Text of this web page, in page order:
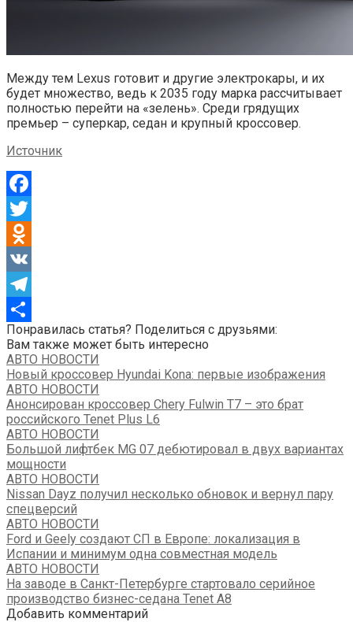
Между тем Lexus готовит и другие электрокары, и их
будет множество, ведь к 2035 году марка рассчитывает
полностью перейти на «зелень». Среди грядущих
премьер – суперкар, седан и крупный кроссовер.
Источник
Facebook
Twitter
Odnoklassniki
VK
Telegram
Отправить
Понравилась статья? Поделиться с друзьями:
Вам также может быть интересно
АВТО НОВОСТИ
Новый кроссовер Hyundai Kona: первые изображения
АВТО НОВОСТИ
Анонсирован кроссовер Chery Fulwin T7 – это брат
российского Tenet Plus L6
АВТО НОВОСТИ
Большой лифтбек MG 07 дебютировал в двух вариантах
мощности
АВТО НОВОСТИ
Nissan Dayz получил несколько обновок и вернул пару
спецверсий
АВТО НОВОСТИ
Ford и Geely создают СП в Европе: локализация в
Испании и минимум одна совместная модель
АВТО НОВОСТИ
На заводе в Санкт-Петербурге стартовало серийное
производство бизнес-седана Tenet A8
Добавить комментарий